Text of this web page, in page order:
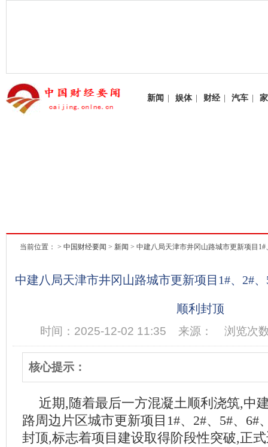
新闻 娱体 财经 汽车
当前位置： > 中国财经要闻 > 新闻 > 中建八局天津市井冈山路城市更新项目
中建八局天津市井冈山路城市更新项目1#、2#
顺利封顶
时间：2025-12-02 11:35 来源： 浏览次
核心提示：
近期,随着最后一方混凝土顺利浇筑,中
路周边片区城市更新项目1#、2#、5#、6#
封顶,标志着项目建设取得阶段性突破,正